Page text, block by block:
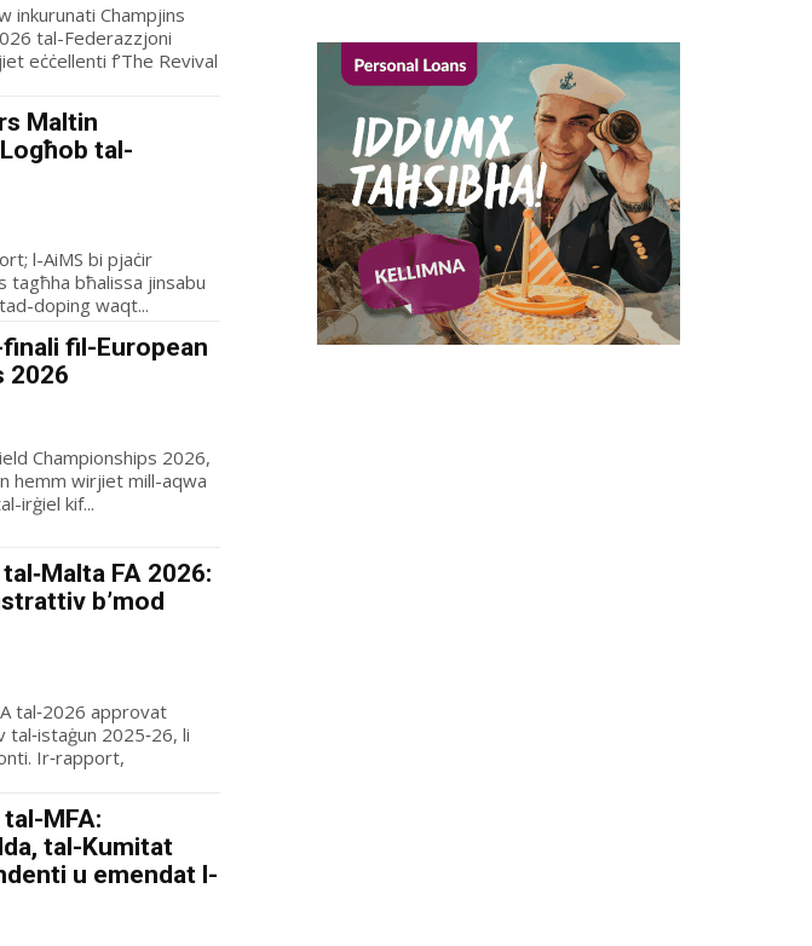
inkurunati Champjins
tal-Federazzjoni
eċċellenti f’The Revival
Maltin
tal-
l-AiMS bi pjaċir
tagħha bħalissa jinsabu
doping waqt...
fil-European
2026
Championships 2026,
hemm wirjiet mill-aqwa
irġiel kif...
FA 2026:
b’mod
tal‑2026 approvat
2025‑26, li
MFA:
tal-Kumitat
u emendat l-